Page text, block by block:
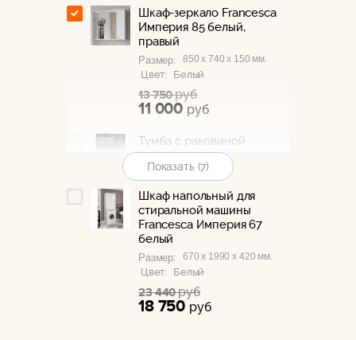
Шкаф-зеркало Francesca
Империя 85 белый,
правый
Размер: 850 x 740 x 150 мм.
Цвет: Белый
13 750руб
11 000 руб
Тумба с раковиной
Francesca Империя 85 с
подсветкой
Цвет: Белый
34 010руб
27 200
Пенал Francesca Империя
подсветкой
Размер: 300 x 1950 x 320 мм.
Показать (7)
Шкаф напольный для
стиральной машины
Francesca Империя 67
белый
Размер: 670 x 1990 x 420 мм.
Цвет: Белый
23 440руб
18 750 руб